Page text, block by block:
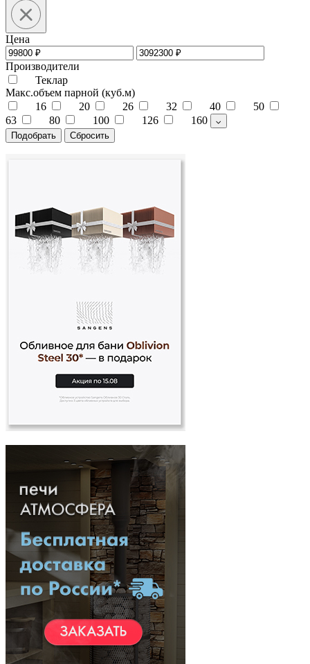
Цена
Производители
Теклар
Макс.объем парной (куб.м)
16
20 26 32 40
50
63
80 100 126 160
Подобрать Сбросить